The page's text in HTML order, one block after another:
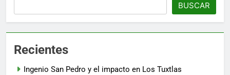
BUSCAR
Recientes
Ingenio San Pedro y el impacto en Los Tuxtlas